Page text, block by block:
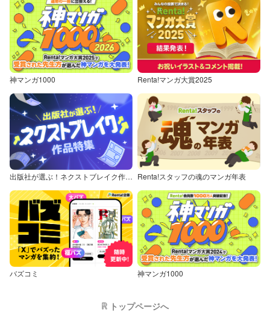
神マンガ1000 Renta!マンガ大賞2025
出版社が選ぶ！ネクストブレイク作品特集 Renta!スタッフの魂のマンガ年表
バズコミ 神マンガ1000
トップページへ